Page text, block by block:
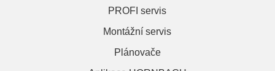
PROFI servis
Montážní servis
Plánovače